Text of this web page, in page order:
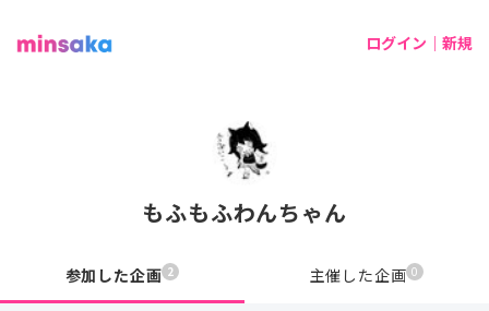
ログイン｜新規
もふもふわんちゃん
参加した企画 2 主催した企画 0